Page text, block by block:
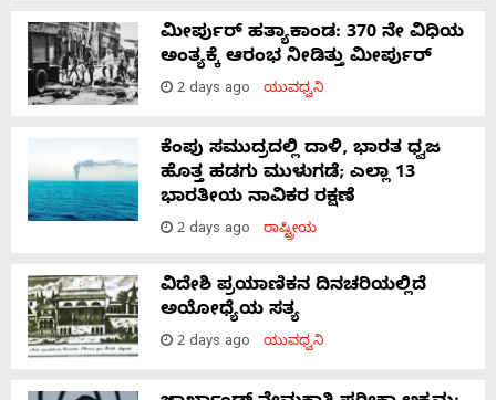
ಮೀರ್ಪುರ್ ಹತ್ಯಾಕಾಂಡ: 370 ನೇ ವಿಧಿಯ
ಅಂತ್ಯಕ್ಕೆ ಆರಂಭ ನೀಡಿತ್ತು ಮೀರ್ಪುರ್
2 days ago ಯುವಧ್ವನಿ
ಕೆಂಪು ಸಮುದ್ರದಲ್ಲಿ ದಾಳಿ, ಭಾರತ ಧ್ವಜ
ಹೊತ್ತ ಹಡಗು ಮುಳುಗಡೆ; ಎಲ್ಲಾ 13
ಭಾರತೀಯ ನಾವಿಕರ ರಕ್ಷಣೆ
2 days ago ರಾಷ್ಟ್ರೀಯ
ವಿದೇಶಿ ಪ್ರಯಾಣಿಕನ ದಿನಚರಿಯಲ್ಲಿದೆ
ಅಯೋಧ್ಯೆಯ ಸತ್ಯ
2 days ago ಯುವಧ್ವನಿ